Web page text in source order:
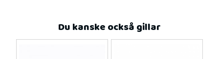
Du kanske också gillar